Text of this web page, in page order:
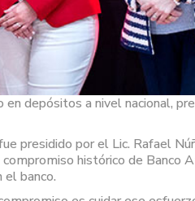
depósitos a nivel nacional,
presidido por el Lic. Rafael
histórico de
banco.